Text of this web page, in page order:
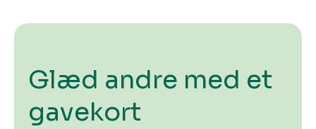
Glæd andre med et
gavekort